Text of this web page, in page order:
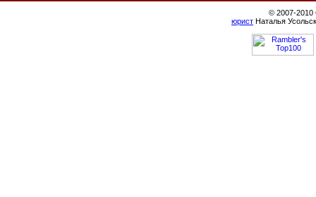
© 2007-
юрист Наталья